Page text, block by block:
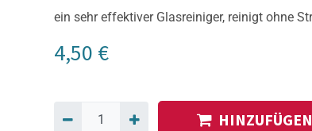
ein sehr effektiver Glasreiniger, reinigt ohne
4,50 €
HINZUFÜGEN